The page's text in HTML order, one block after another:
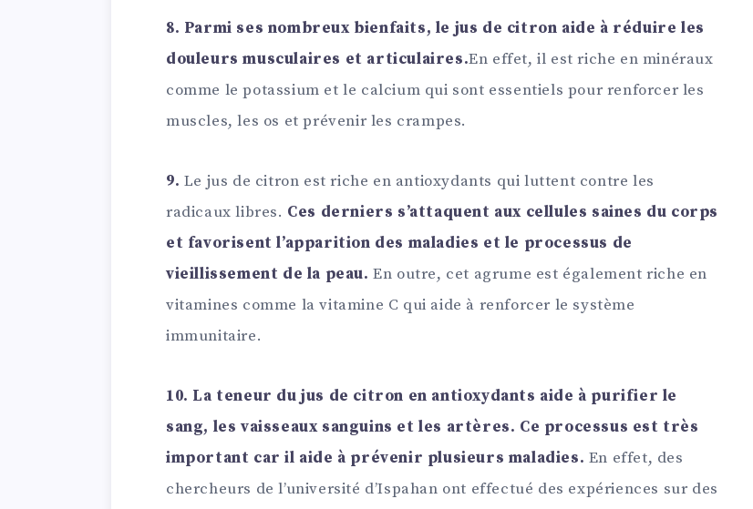
8. Parmi ses nombreux bienfaits, le jus de citron aide à réduire les
douleurs musculaires et articulaires.En effet, il est riche en minéraux
comme le potassium et le calcium qui sont essentiels pour renforcer les
muscles, les os et prévenir les crampes.
9. Le jus de citron est riche en antioxydants qui luttent contre les
radicaux libres. Ces derniers s’attaquent aux cellules saines du corps
et favorisent l’apparition des maladies et le processus de
vieillissement de la peau. En outre, cet agrume est également riche en
vitamines comme la vitamine C qui aide à renforcer le système
immunitaire.
10. La teneur du jus de citron en antioxydants aide à purifier le
sang, les vaisseaux sanguins et les artères. Ce processus est très
important car il aide à prévenir plusieurs maladies. En effet, des
chercheurs de l’université d’Ispahan ont effectué des expériences sur des